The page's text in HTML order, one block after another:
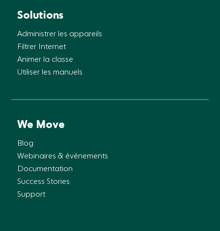
Solutions
Administrer les appareils
Filtrer Internet
Animer la classe
Utiliser les manuels
We Move
Blog
Webinaires & événements
Documentation
Success Stories
Support